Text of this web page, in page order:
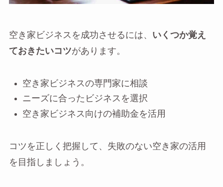
空き家ビジネスを成功させるには、 いくつか覚え
ておきたいコツがあります。
空き家ビジネスの専門家に相談
ニーズに合ったビジネスを選択
空き家ビジネス向けの補助金を活用
コツを正しく把握して、失敗のない空き家の活用
を目指しましょう。